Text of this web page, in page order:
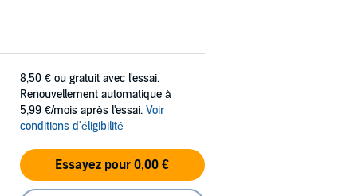
8,50 € ou gratuit avec l'essai.
Renouvellement automatique à
5,99 €/mois après l'essai. Voir
conditions d'éligibilité
Essayez pour 0,00 €